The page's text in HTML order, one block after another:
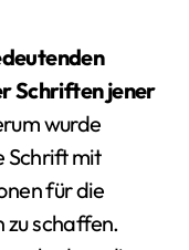
Schriften jener
wurde
Schrift mit
für die
zu schaffen.